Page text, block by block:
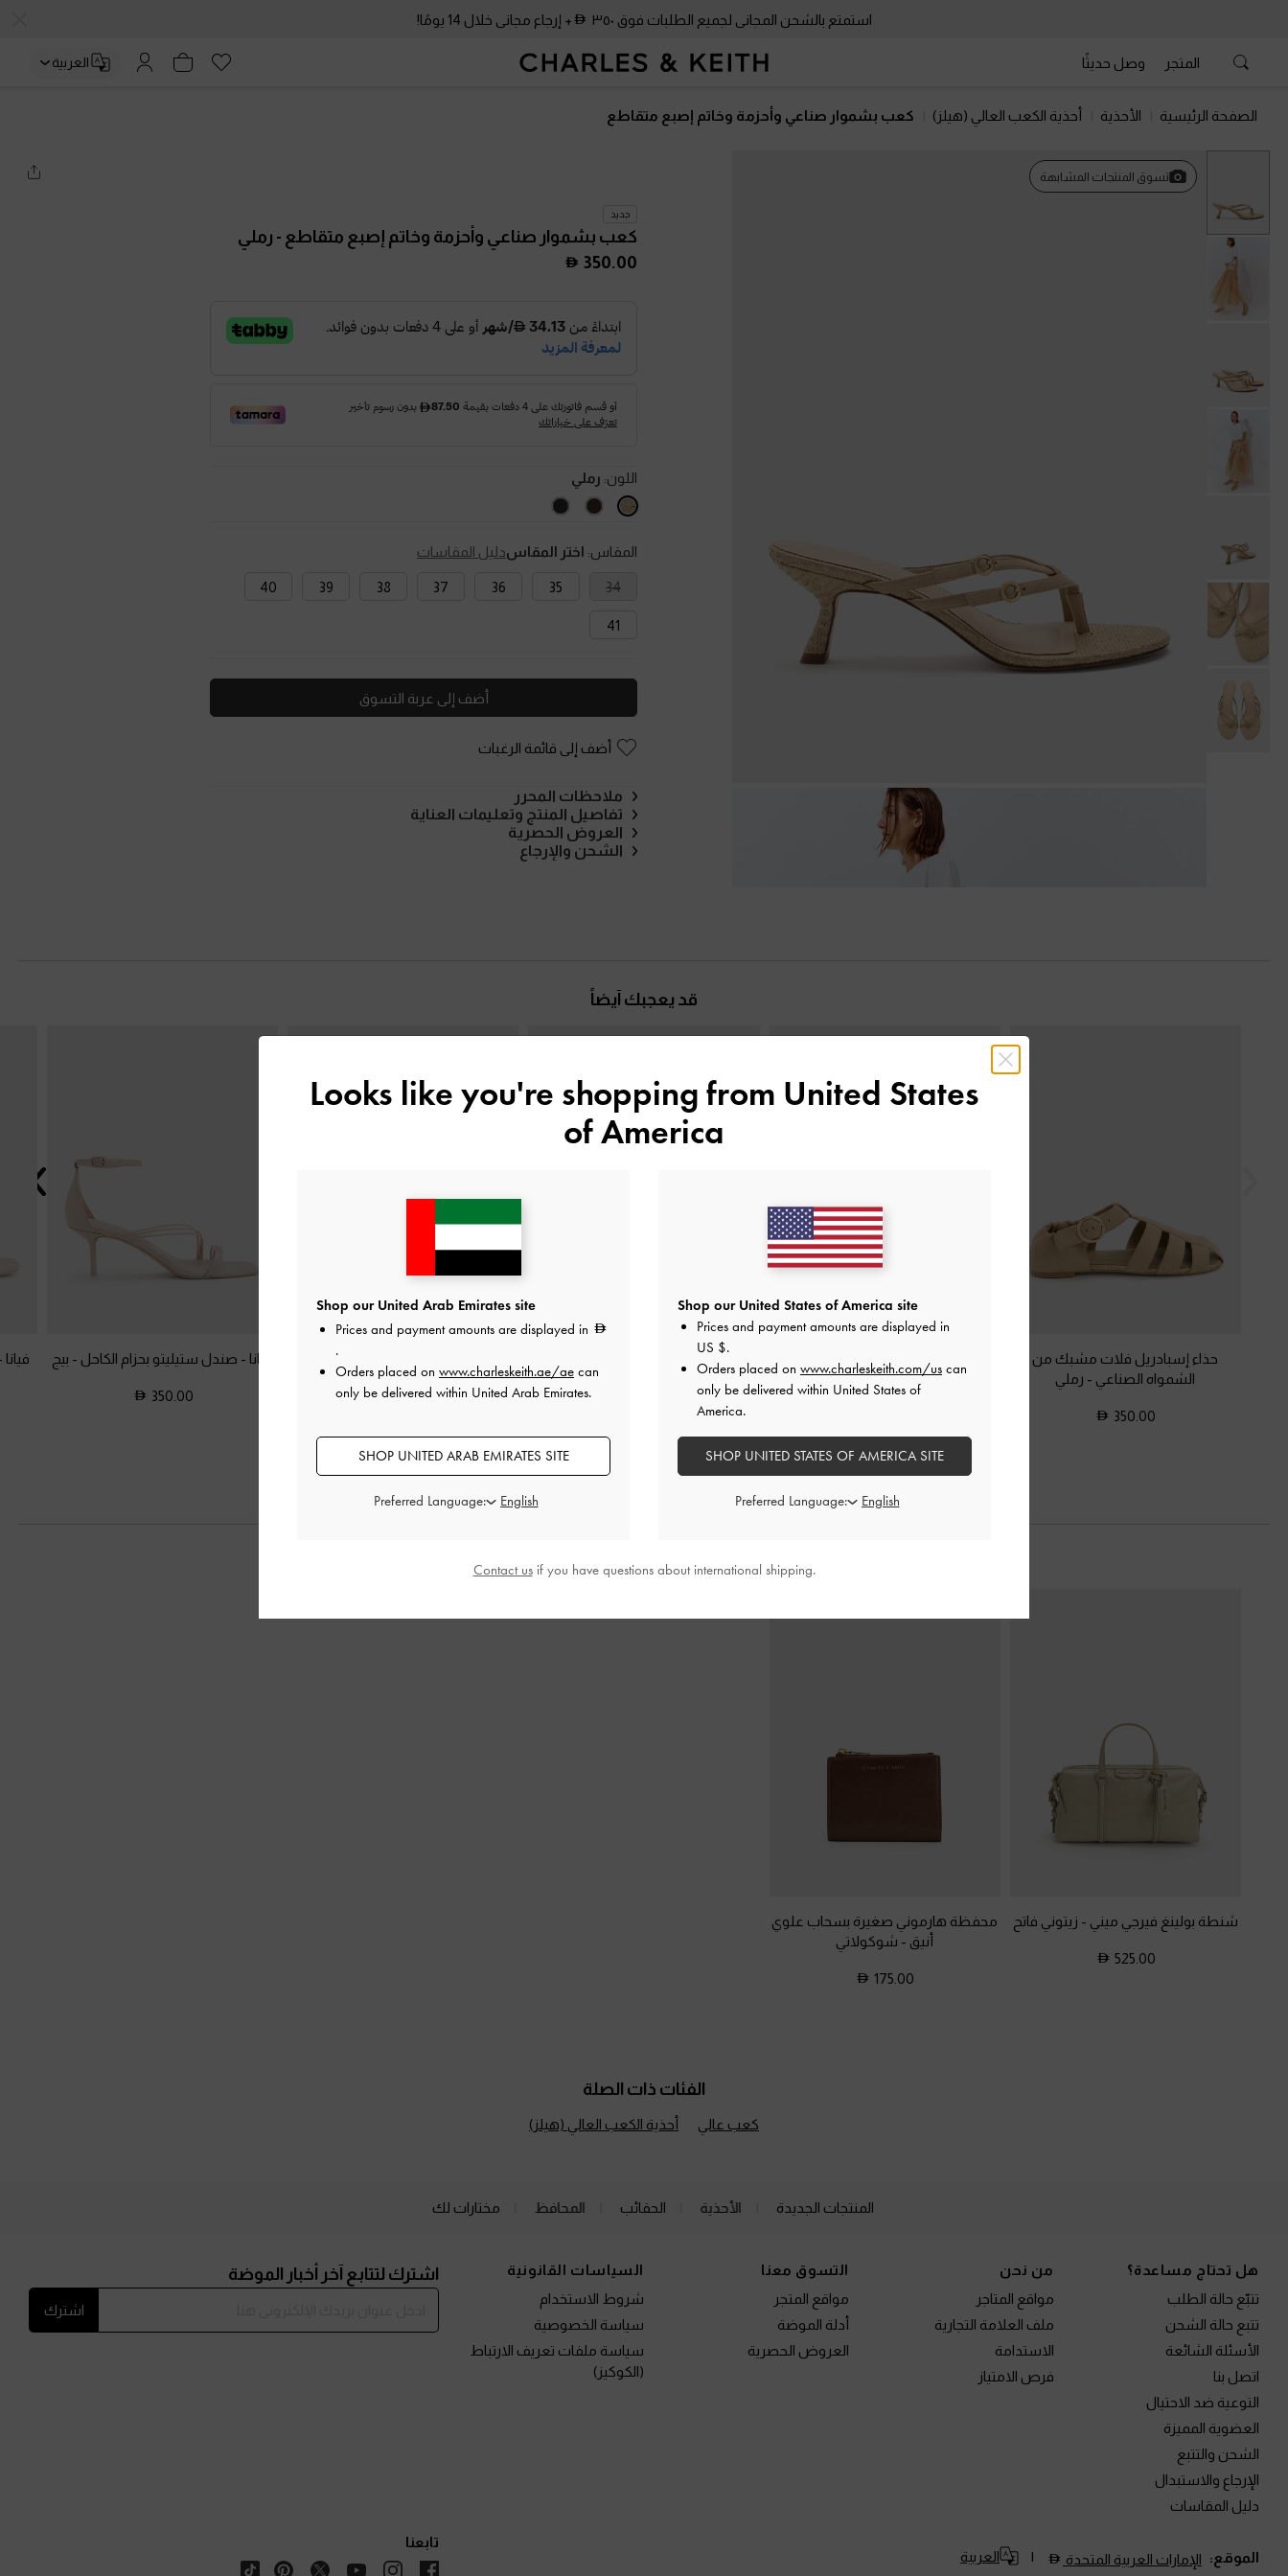
استمتع بالشحن المجاني لجميع الطلبات فوق ٣٥٠ + إرجاع مجاني خلال 14 يومًا!
المتجر وصل حديثًا العربية
الصفحة الرئيسية الأحذية أحذية الكعب العالي (هيلز) كعب بشموار صناعي وأحزمة وخاتم إصبع متقاطع
تسوق المنتجات المشابهة
جديد
كعب بشموار صناعي وأحزمة وخاتم إصبع متقاطع - رملي
350.00
اللون: رملي
المقاس: اختر المقاسدليل المقاسات
34
35
36
37
38
39
40
41
أضف إلى عربة التسوق
أضف إلى قائمة الرغبات
ملاحظات المحرر
تفاصيل المنتج وتعليمات العناية
العروض الحصرية
الشحن والإرجاع
قد يعجبك آيضاً
حذاء إسبادريل فلات مشبك من
الشمواه الصناعي - رملي
350.00
الشمواه الصناعي-تاوب
صندل بكعب عالٍ وحلقة إصبع وأحزمة
بلمسة معدنية
تاوب
حذاء بكعب مرتفع من الدانتيل والساتان
بمقدمة مفتوحة عند الأصابع
لون
البشرة الطبيعي
375.00
فيانا - صندل ستيليتو بحزام الكاحل - بيج
350.00
ارتديه مع
شنطة بولينغ فيرجي ميني - زيتوني فاتح
525.00
محفظة هارموني صغيرة بسحاب علوي
أنيق - شوكولاتي
175.00
الفئات ذات الصلة
كعب عالي أحذية الكعب العالي (هيلز)
المنتجات الجديدة الأحذية الحقائب المحافظ مختارات لك
هل تحتاج مساعدة؟
تتبّع حالة الطلب
تتبع حالة الشحن
الأسئلة الشائعة
اتصل بنا
التوعية ضد الاحتيال
العضوية المميزة
الشحن والتتبع
الإرجاع والاستبدال
دليل المقاسات
من نحن
مواقع المتاجر
ملف العلامة التجارية
الاستدامة
فرص الامتياز
التسوق معنا
مواقع المتجر
أدلة الموضة
العروض الحصرية
السياسات القانونية
شروط الاستخدام
سياسة الخصوصية
سياسة ملفات تعريف الارتباط
(الكوكيز)
اشترك لتتابع آخر أخبار الموضة
اشترك
الموقع: الإمارات العربية المتحدة العربية
تابعنا
Looks like you're shopping from United States
of America
Shop our United Arab Emirates site
Prices and payment amounts are displayed in
.
Orders placed on www.charleskeith.ae/ae can
only be delivered within United Arab Emirates.
SHOP UNITED ARAB EMIRATES SITE
Preferred Language:
Shop our United States of America site
Prices and payment amounts are displayed in
US $.
Orders placed on www.charleskeith.com/us can
only be delivered within United States of
America.
SHOP UNITED STATES OF AMERICA SITE
Preferred Language:
Contact usif you have questions about international shipping.